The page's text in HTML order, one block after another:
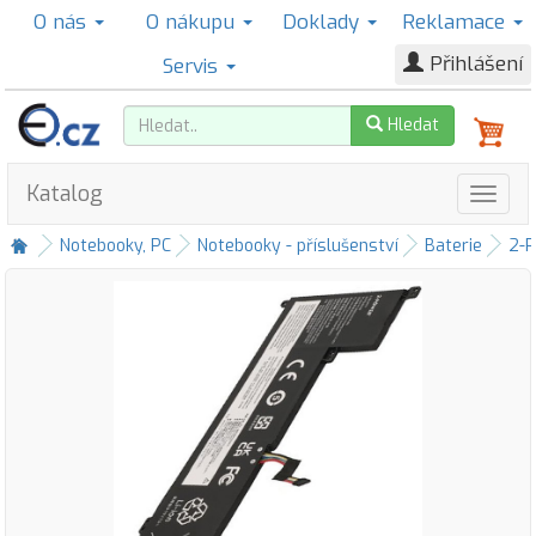
O nás O nákupu Doklady
Reklamace
Servis
Přihlášení
Hledat
Katalog
Notebooky, PC Notebooky - příslušenství Baterie 2-